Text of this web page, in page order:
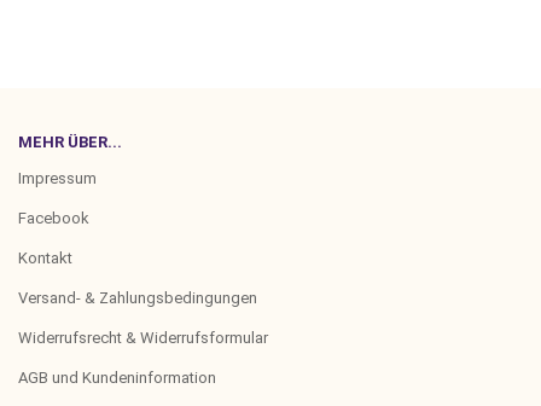
MEHR ÜBER...
Impressum
Facebook
Kontakt
Versand- & Zahlungsbedingungen
Widerrufsrecht & Widerrufsformular
AGB und Kundeninformation